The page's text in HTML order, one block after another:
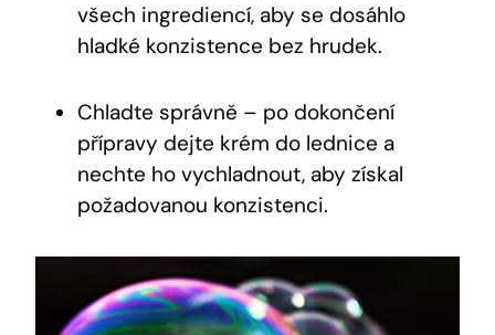
všech ‍ingrediencí, aby se dosáhlo
‍hladké konzistence bez hrudek.
Chladte správně – po ⁤dokončení
přípravy dejte krém do ‌lednice a
nechte ho vychladnout, aby‌ získal
⁤požadovanou konzistenci.